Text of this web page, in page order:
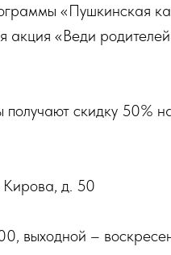
«Пушкинская
акция «Веди
скидку 50%
Кирова, д. 50
выходной –